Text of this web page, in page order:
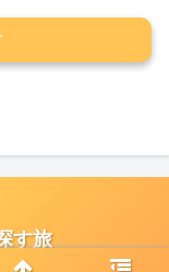
す旅